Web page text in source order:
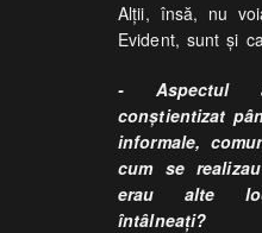
Alții, însă, nu
Evident, sunt și
- Aspectul
conștientizat
informale,
cum se
erau alte
întâlneați?